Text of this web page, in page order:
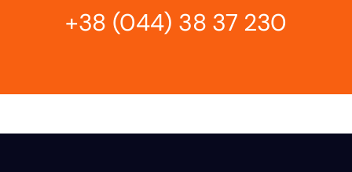
+38 (044) 38 37 230